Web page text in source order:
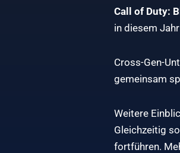
Call of Duty:
in diesem
Cross-Gen-
gemeinsam
Weitere
Gleichzeitig
fortführen.